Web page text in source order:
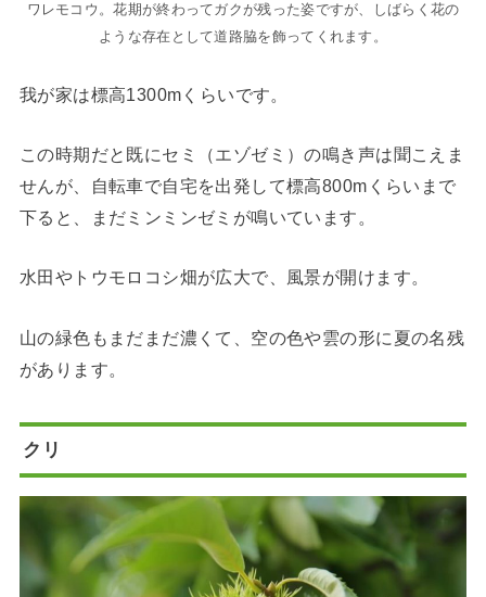
ワレモコウ。花期が終わってガクが残った姿ですが、しばらく花の
ような存在として道路脇を飾ってくれます。
我が家は標高1300mくらいです。
この時期だと既にセミ（エゾゼミ）の鳴き声は聞こえま
せんが、自転車で自宅を出発して標高800mくらいまで
下ると、まだミンミンゼミが鳴いています。
水田やトウモロコシ畑が広大で、風景が開けます。
山の緑色もまだまだ濃くて、空の色や雲の形に夏の名残
があります。
クリ